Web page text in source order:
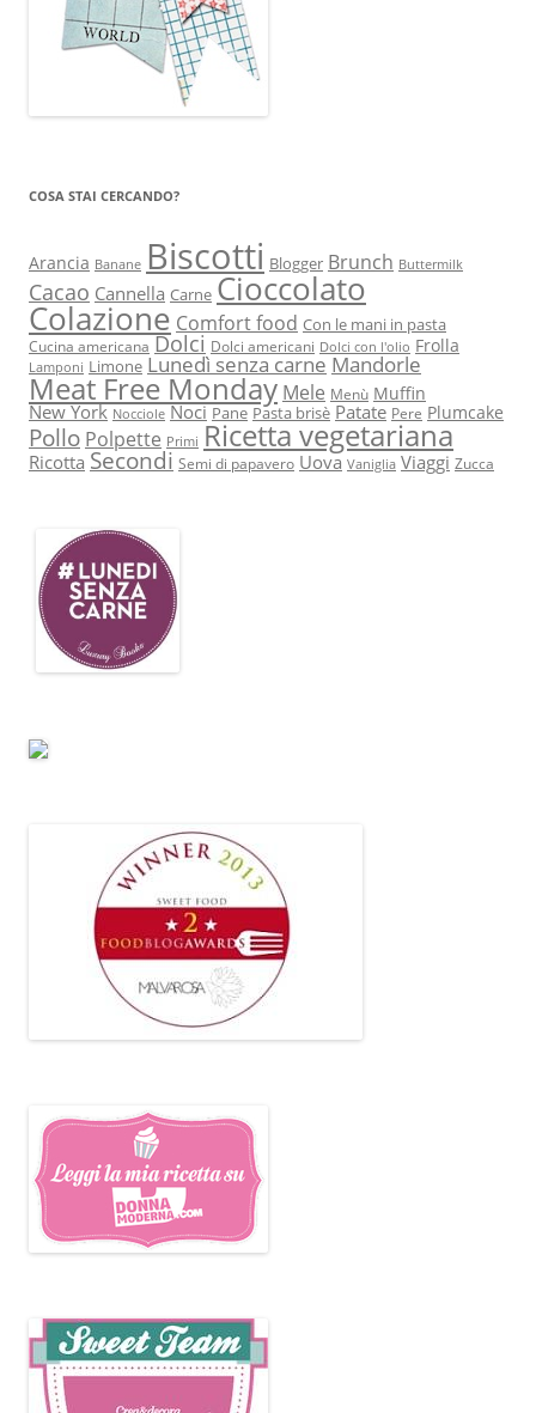
COSA STAI CERCANDO?
Arancia Banane Biscotti Blogger Brunch Buttermilk
Cacao Cannella Carne Cioccolato
Colazione Comfort food Con le mani in pasta
Cucina americana Dolci Dolci americani Dolci con l'olio Frolla
Lamponi Limone Lunedì senza carne Mandorle
Meat Free Monday Mele Menù Muffin
New York Nocciole Noci Pane Pasta brisè Patate Pere Plumcake
Pollo Polpette Primi Ricetta vegetariana
Ricotta Secondi Semi di papavero Uova Vaniglia Viaggi Zucca